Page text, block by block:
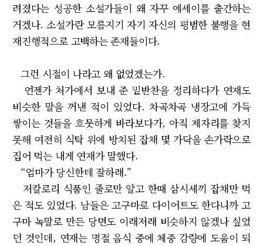
려졌다는 성공한 소설가들이 왜 자꾸 에세이를 출간하는
거겠나. 소설가란 모름지기 자기 자신의 평범한 불행을 현
재진행적으로 고백하는 존재들이다.
그런 시절이 나라고 왜 없었겠는가.
언젠가 처가에서 보내 준 밑반찬을 정리하다가 연재도
비슷한 말을 꺼낸 적이 있었다. 차곡차곡 냉장고에 가득
쌓이는 것들을 흐뭇하게 바라보다가, 아직 제자리를 찾지
못해 여전히 식탁 위에 방치된 잡채 몇 가닥을 손가락으로
집어 먹는 내게 연재가 말했다.
“엄마가 당신한테 잘하래.”
저칼로리 식품인 줄로만 알고 한때 삼시세끼 잡채만 먹
은 적도 있었다. 남들은 고구마로 다이어트도 한다니까 고
구마 녹말로 만든 당면도 이래저래 비슷하지 않겠나 싶었
던 것인데, 연재는 명절 음식 중에 체중 감량에 도움이 되